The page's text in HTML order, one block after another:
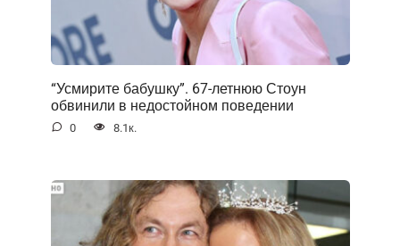
“Усмирите бабушку”. 67-летнюю Стоун
обвинили в недостойном поведении
0 8.1к.